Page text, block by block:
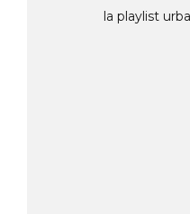
la playlist